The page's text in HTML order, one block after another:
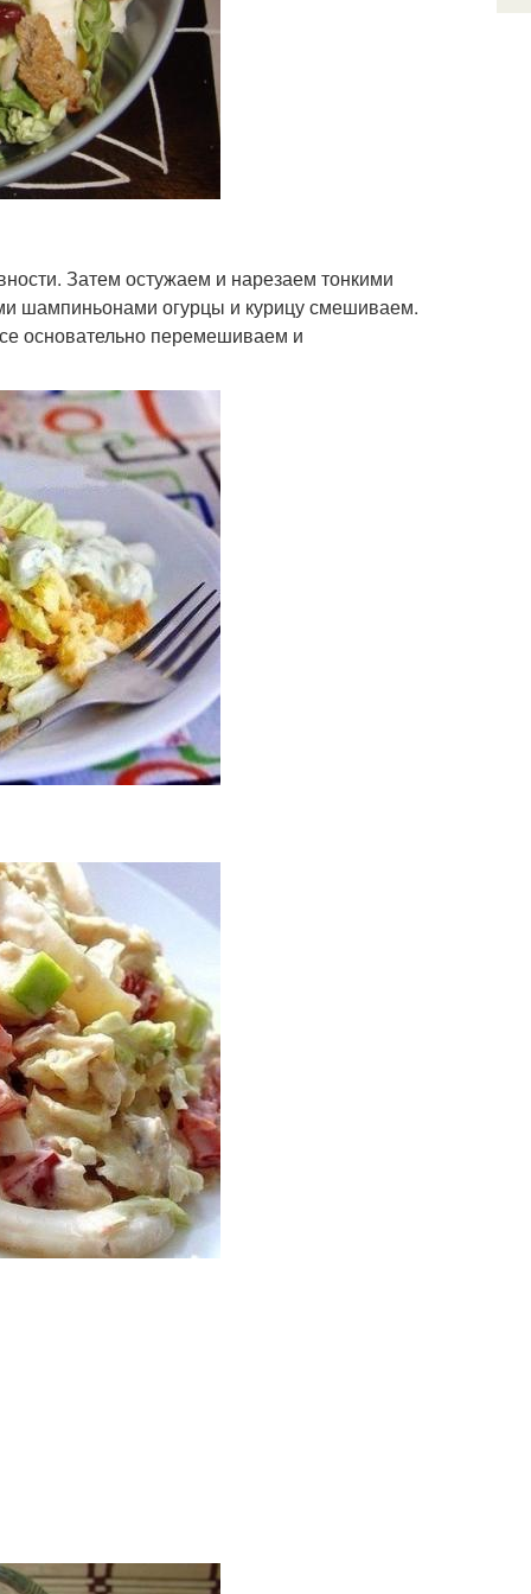
Затем остужаем и нарезаем тонкими
шампиньонами огурцы и курицу смешиваем.
основательно перемешиваем и